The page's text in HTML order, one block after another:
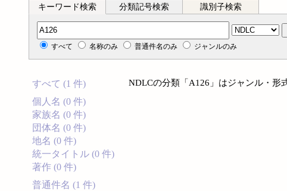
キーワード検索 分類記号検索 識別子検索
分類記号検索
すべて 名称のみ 普通件名のみ ジャンルのみ
すべて (1 件)
個人名 (0 件)
家族名 (0 件)
団体名 (0 件)
地名 (0 件)
統一タイトル (0 件)
著作 (0 件)
普通件名 (1 件)
NDLCの分類「A126」はジャンル・形